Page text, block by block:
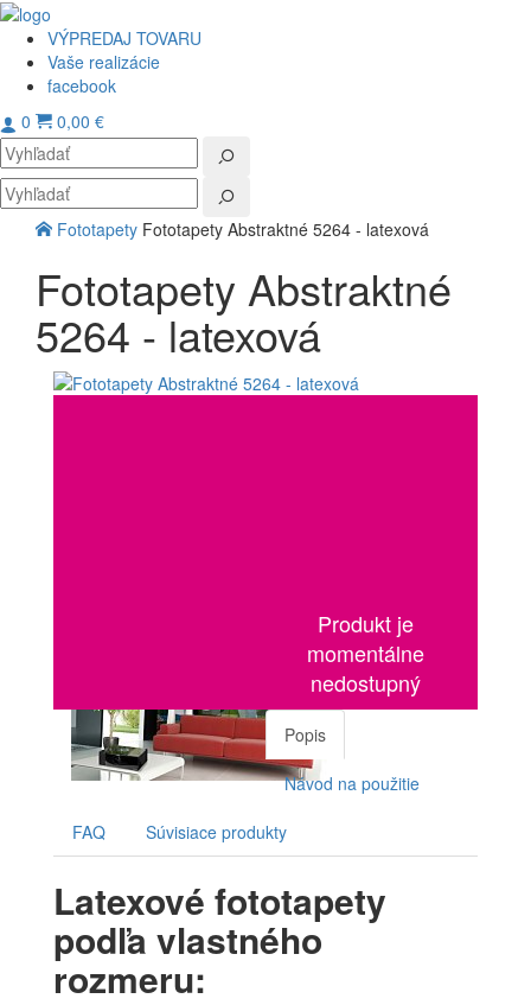
VÝPREDAJ TOVARU
Vaše realizácie
facebook
0 0,00 €
Fototapety Fototapety Abstraktné 5264 - latexová
Fototapety Abstraktné
5264 - latexová
Produkt je
momentálne
nedostupný
Popis
Návod na použitie
FAQ Súvisiace produkty
Latexové fototapety
podľa vlastného
rozmeru: